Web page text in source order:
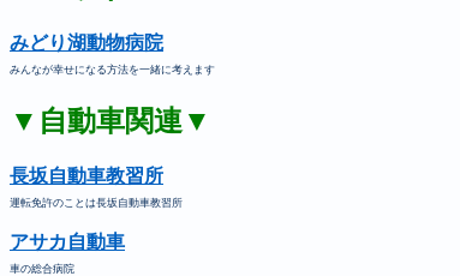
みどり湖動物病院
みんなが幸せになる方法を一緒に考えます
▼自動車関連▼
長坂自動車教習所
運転免許のことは長坂自動車教習所
アサカ自動車
車の総合病院